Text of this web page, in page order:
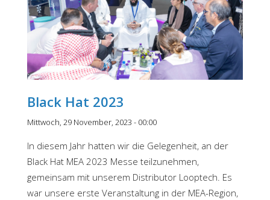
Black Hat 2023
Mittwoch, 29 November, 2023 - 00:00
In diesem Jahr hatten wir die Gelegenheit, an der
Black Hat MEA 2023 Messe teilzunehmen,
gemeinsam mit unserem Distributor Looptech. Es
war unsere erste Veranstaltung in der MEA-Region,